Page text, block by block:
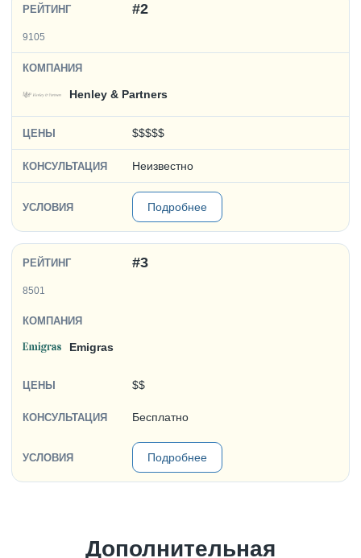
#2
9105
Henley & Partners
$$$$$
Неизвестно
Подробнее
#3
8501
Emigras
$$
Бесплатно
Подробнее
Дополнительная